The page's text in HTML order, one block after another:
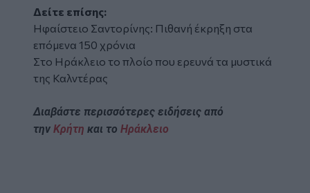
Δείτε επίσης:
Ηφαίστειο Σαντορίνης: Πιθανή έκρηξη στα
επόμενα 150 χρόνια
Στο Ηράκλειο το πλοίο που ερευνά τα μυστικά
της Καλντέρας
Διαβάστε περισσότερες ειδήσεις από
την Κρήτη και το Ηράκλειο